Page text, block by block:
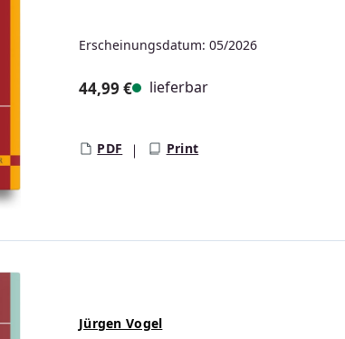
Erscheinungsdatum: 05/2026
44,99 € lieferbar
PDF Print
Jürgen Vogel